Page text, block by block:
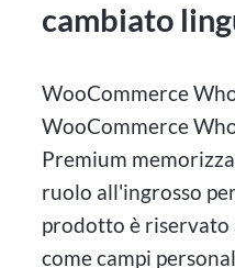
cambiato
WooCommerce
WooCommerce
Premium
ruolo all'ingrosso
prodotto è riservato
come campi